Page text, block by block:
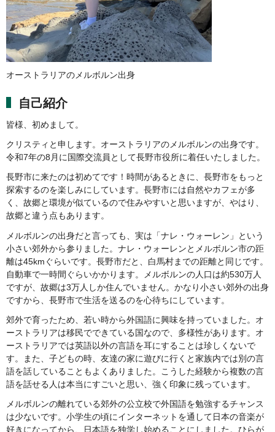
オーストラリアのメルボルン出身
自己紹介
皆様、初めまして。
クリスティと申します。オーストラリアのメルボルンの出身です。
令和7年の8月に国際交流員として長野市役所に着任いたしました。
長野市に来たのは初めてです！時間があるときに、長野市をもっと
探索するのを楽しみにしています。長野市には自然やカフェが多
く、故郷と環境が似ているので住みやすいと思いますが、やはり、
故郷と違う点もあります。
メルボルンの出身だと言っても、実は「ナレ・ウォーレン」という
小さい郊外から参りました。ナレ・ウォーレンとメルボルン市の距
離は45kmぐらいです。長野市だと、白馬村までの距離と同じです。
自動車で一時間ぐらいかかります。メルボルンの人口は約530万人
ですが、故郷は3万人しか住んでいません。かなり小さい郊外の出身
ですから、長野市で生活を送るのを心待ちにしています。
郊外で育ったため、若い時から外国語に興味を持っていました。オ
ーストラリアは移民でできている国なので、多様性があります。オ
ーストラリアでは英語以外の言語を耳にすることは珍しくないで
す。また、子どもの時、友達の家に遊びに行くと家族内では別の言
語を話していることもよくありました。こうした経験から複数の言
語を話せる人は本当にすごいと思い、強く印象に残っています。
メルボルンの離れている郊外の公立校で外国語を勉強するチャンス
は少ないです。小学生の頃にインターネットを通して日本の音楽が
好きになってから、日本語を独学し始めることにしました。ひらが